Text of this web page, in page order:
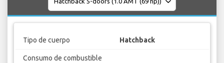
Tipo de cuerpo Hatchback
Consumo de combustible